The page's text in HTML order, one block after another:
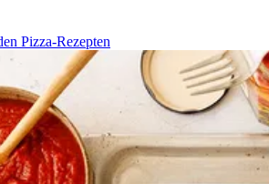
Pizza-Rezepten